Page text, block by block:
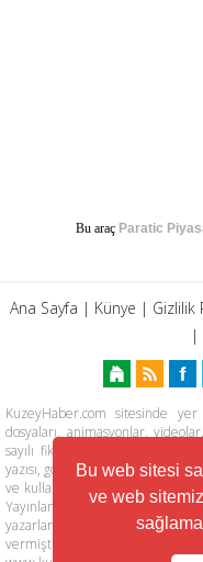
Bu web sitesi
ve web
Bu araç Paratic
Ana Sayfa | Künye | Gizlilik
|
KuzeyHaber.com sitesinde
dosyaları, animasyonlar,
sayılı fikir ve sanat eserleri
yazısı, görsel, belge ve
ve kullanılması durumunda her
Yayınlanan köşe yazılarından,
yazarları sorumludur.
vermiştir. Web Sitemiz dışında